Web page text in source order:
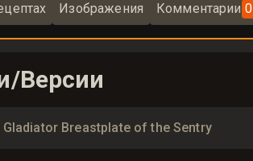
Изображения Комментарии 0
Версии
Breastplate of the Sentry